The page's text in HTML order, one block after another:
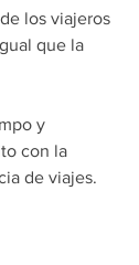
los viajeros
que la
y
con la
de viajes.